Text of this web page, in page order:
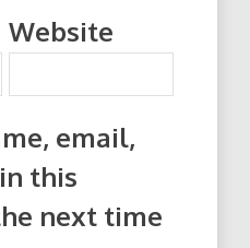
Website
email,
this
next time